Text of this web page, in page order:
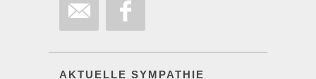
AKTUELLE SYMPATHIE